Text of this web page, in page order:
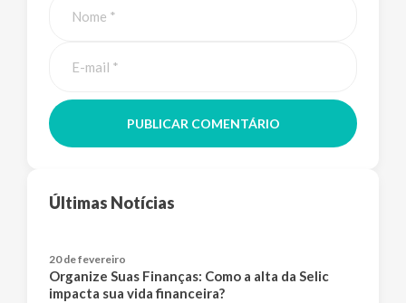
PUBLICAR COMENTÁRIO
Últimas Notícias
20 de fevereiro
Organize Suas Finanças: Como a alta da Selic
impacta sua vida financeira?